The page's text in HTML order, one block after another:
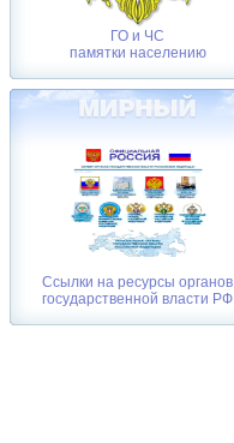
ГО и ЧС
памятки населению
Ссылки на ресурсы органов
государственной власти РФ